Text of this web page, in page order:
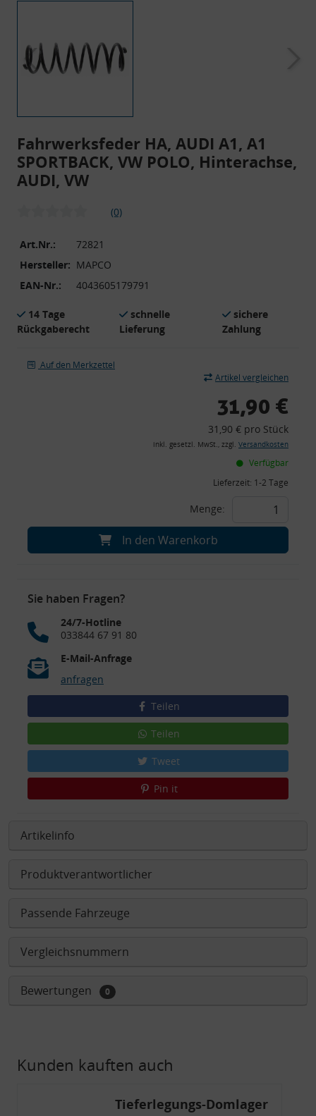
Fahrwerksfeder HA, AUDI A1, A1
SPORTBACK, VW POLO, Hinterachse,
AUDI, VW
(0)
Art.Nr.:
72821
Hersteller: MAPCO
EAN-Nr.:
4043605179791
14 Tage
Rückgaberecht
schnelle
Lieferung
sichere
Zahlung
Auf den Merkzettel
Artikel vergleichen
31,90 €
31,90 € pro Stück
inkl. gesetzl. MwSt., zzgl. Versandkosten
Verfügbar
Lieferzeit: 1-2 Tage
Menge:
In den Warenkorb
Sie haben Fragen?
24/7-Hotline
033844 67 91 80
E-Mail-Anfrage
anfragen
Teilen
Teilen
Tweet
Pin it
Artikelinfo
Produktverantwortlicher
Passende Fahrzeuge
Vergleichsnummern
Bewertungen 0
Kunden kauften auch
Tieferlegungs-Domlager